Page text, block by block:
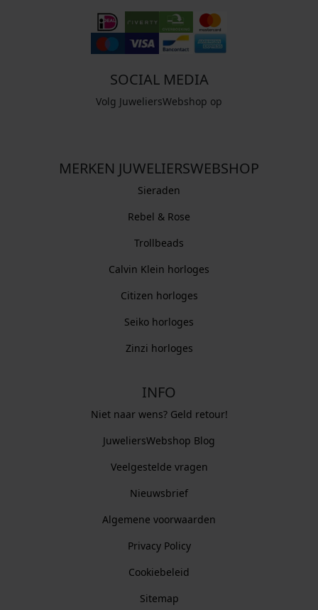
SOCIAL MEDIA
Volg JuweliersWebshop op
MERKEN JUWELIERSWEBSHOP
Sieraden
Rebel & Rose
Trollbeads
Calvin Klein horloges
Citizen horloges
Seiko horloges
Zinzi horloges
INFO
Niet naar wens? Geld retour!
JuweliersWebshop Blog
Veelgestelde vragen
Nieuwsbrief
Algemene voorwaarden
Privacy Policy
Cookiebeleid
Sitemap